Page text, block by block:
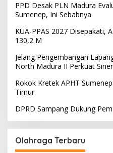
PPD Desak PLN Madura
Sumenep, Ini Sebabnya
KUA-PPAS 2027 Disepakati,
130,2 M
Jelang Pengembangan
North Madura II Perkuat
Rokok Kretek APHT
Timur
DPRD Sampang Dukung
Olahraga Terbaru